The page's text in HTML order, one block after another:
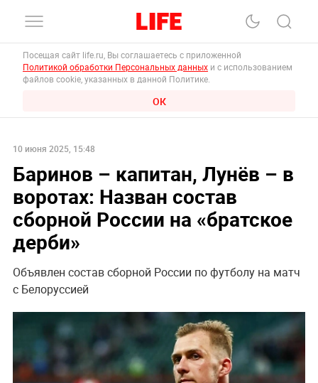
Посещая сайт life.ru, Вы соглашаетесь с приложенной
Политикой обработки Персональных данных и с использованием
файлов cookie, указанных в данной Политике.
ОК
10 июня 2025, 15:48
Баринов – капитан, Лунёв – в
воротах: Назван состав
сборной России на «братское
дерби»
Объявлен состав сборной России по футболу на матч
с Белоруссией